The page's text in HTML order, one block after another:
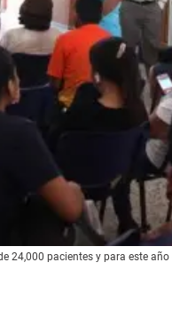
24,000 pacientes y para este